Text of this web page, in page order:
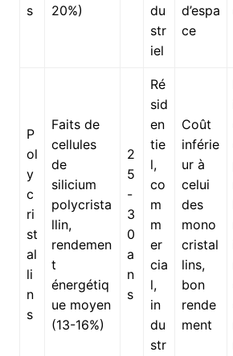
s
20%)
du
str
iel
d’espa
ce
P
ol
y
c
ri
st
al
li
n
s
Faits de
cellules
de
silicium
polycrista
llin,
rendemen
t
énergétiq
ue moyen
(13-16%)
2
5
-
3
0
a
n
s
Ré
sid
en
tie
l,
co
m
m
er
cia
l,
in
du
str
Coût
inférie
ur à
celui
des
mono
cristal
lins,
bon
rende
ment